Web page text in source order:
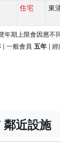
住宅 東
年期上限會因應不
| 一般會員 五年 |
近設施